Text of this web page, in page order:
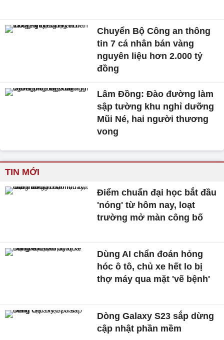
Chuyển Bộ Công an thông
tin 7 cá nhân bán vàng
nguyên liệu hơn 2.000 tỷ
đồng
Lâm Đồng: Đào đường làm
sập tường khu nghỉ dưỡng
Mũi Né, hai người thương
vong
TIN MỚI
Điểm chuẩn đại học bắt đầu
'nóng' từ hôm nay, loạt
trường mở màn công bố
Dùng AI chẩn đoán hỏng
hóc ô tô, chủ xe hết lo bị
thợ máy qua mặt 'vẽ bệnh'
Dòng Galaxy S23 sắp dừng
cập nhật phần mềm